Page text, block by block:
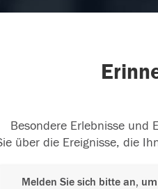
Besondere Erlebnisse und
über die Ereignisse, die
Melden Sie sich bitte an,